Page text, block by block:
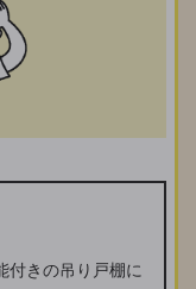
付きの吊り戸棚に